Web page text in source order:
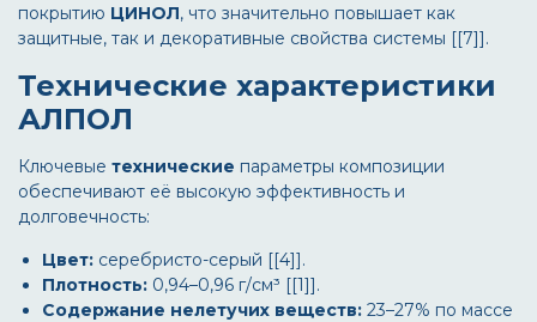
покрытию ЦИНОЛ, что значительно повышает как
защитные, так и декоративные свойства системы [[7]].
Технические характеристики
АЛПОЛ
Ключевые технические параметры композиции
обеспечивают её высокую эффективность и
долговечность:
Цвет: серебристо-серый [[4]].
Плотность: 0,94–0,96 г/см³ [[1]].
Содержание нелетучих веществ: 23–27% по массе